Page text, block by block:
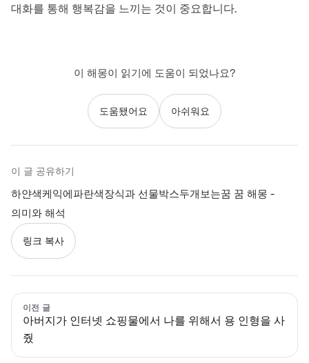
대화를 통해 행복감을 느끼는 것이 중요합니다.
이 해몽이 읽기에 도움이 되었나요?
도움됐어요 아쉬워요
이 글 공유하기
하얀색케익에파란색장식과 선물박스두개보는꿈 꿈 해몽 -
의미와 해석
링크 복사
이전 글
아버지가 인터넷 쇼핑물에서 나를 위해서 용 인형을 사
줬